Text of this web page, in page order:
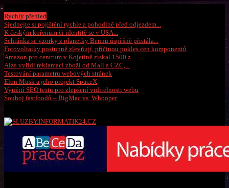
Rychlý přehled
Sjednejte si pojištění rychle a pohodlně před odjezdem...
K českým kořenům či identitě se v USA...
Schránka se vzorky z planetky Bennu úspěšně přistála...
Fotovoltaiky postupně zlevňují, příčinou pokles cen komponentů
Amazon pro centrum v Kojetíně získal 1500 z...
Alza vyřídí reklamaci zboží od Mall a CZC,...
Testování parametru webových stránek
Elon Musk a jeho projekt SpaceX
Využití SEO testu pro zlepšení viditelnosti webu
Souboj fastfoodů – BigMac vs. Whooper